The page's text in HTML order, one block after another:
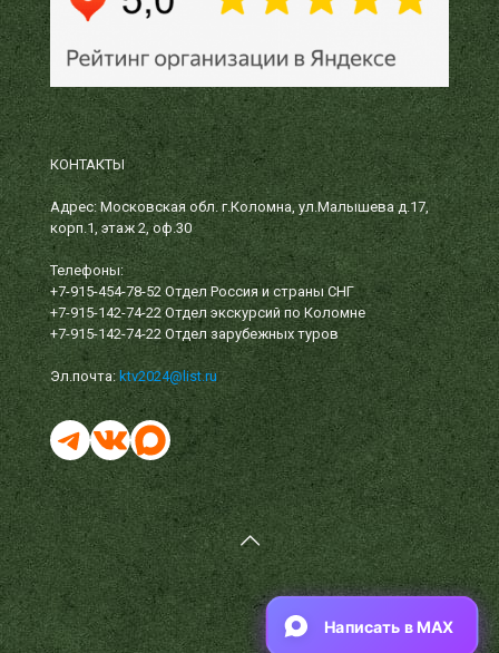
КОНТАКТЫ
Адрес: Московская обл. г.Коломна, ул.Малышева д.17,
корп.1, этаж 2, оф.30
Телефоны:
+7-915-454-78-52Отдел Россия и страны СНГ
+7-915-142-74-22Отдел экскурсий по Коломне
+7-915-142-74-22 Отдел зарубежных туров
Эл.почта: ktv2024@list.ru
Написать в MAX